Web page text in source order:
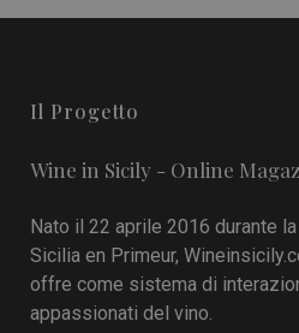
Il Progetto
Wine in Sicily - Online
Nato il 22 aprile 2016 durante
Sicilia en Primeur,
offre come sistema di
appassionati del vino.